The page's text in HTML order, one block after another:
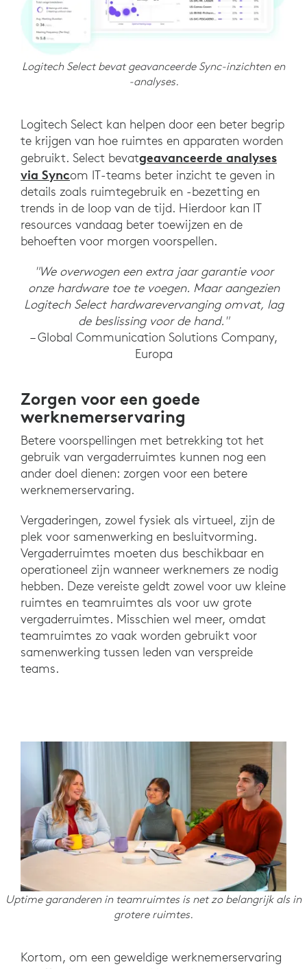
Logitech Select bevat geavanceerde Sync-inzichten en
-analyses.
Logitech Select kan helpen door een beter begrip
te krijgen van hoe ruimtes en apparaten worden
gebruikt. Select bevatgeavanceerde analyses
via Syncom IT-teams beter inzicht te geven in
details zoals ruimtegebruik en -bezetting en
trends in de loop van de tijd. Hierdoor kan IT
resources vandaag beter toewijzen en de
behoeften voor morgen voorspellen.
"We overwogen een extra jaar garantie voor
onze hardware toe te voegen. Maar aangezien
Logitech Select hardwarevervanging omvat, lag
de beslissing voor de hand."
– Global Communication Solutions Company,
Europa
Zorgen voor een goede
werknemerservaring
Betere voorspellingen met betrekking tot het
gebruik van vergaderruimtes kunnen nog een
ander doel dienen: zorgen voor een betere
werknemerservaring.
Vergaderingen, zowel fysiek als virtueel, zijn de
plek voor samenwerking en besluitvorming.
Vergaderruimtes moeten dus beschikbaar en
operationeel zijn wanneer werknemers ze nodig
hebben. Deze vereiste geldt zowel voor uw kleine
ruimtes en teamruimtes als voor uw grote
vergaderruimtes. Misschien wel meer, omdat
teamruimtes zo vaak worden gebruikt voor
samenwerking tussen leden van verspreide
teams.
Uptime garanderen in teamruimtes is net zo belangrijk als in
grotere ruimtes.
Kortom, om een geweldige werknemerservaring